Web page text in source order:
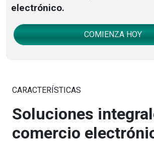
electrónico.
COMIENZA HOY
CARACTERÍSTICAS
Soluciones
comercio